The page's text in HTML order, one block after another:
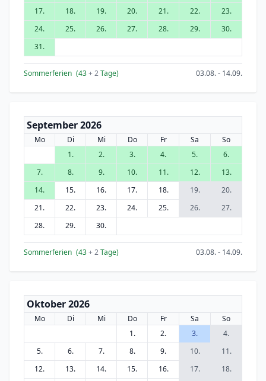
17.
18. 19. 20. 21. 22.
23.
24.
25. 26. 27. 28. 29.
30.
31.
Sommerferien (43+ 2Tage) 03.08. - 14.09.
September 2026
Mo Di Mi Do Fr Sa
So
1.
2. 3. 4. 5.
6.
7.
8. 9. 10. 11. 12.
13.
14.
15. 16. 17. 18. 19.
20.
21.
22. 23. 24. 25. 26.
27.
28.
29. 30.
Sommerferien (43+ 2Tage) 03.08. - 14.09.
Oktober 2026
Mo Di Mi Do Fr Sa
So
1.
2. 3.
4.
5.
6. 7. 8. 9. 10.
11.
12.
13. 14. 15. 16. 17.
18.